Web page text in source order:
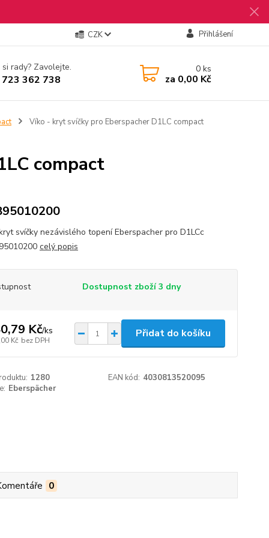
CZK Přihlášení
rady? Zavolejte.
362 738
0ks
za 0,00 Kč
Víko - kryt svíčky pro Eberspacher D1LC compact
compact
svíčky nezávislého topení Eberspacher pro D1LCc
celý popis
Dostupnost zboží 3 dny
Kč/ks
Kč bez DPH
Přidat do košíku
1280 EAN kód: 4030813520095
Eberspächer
0